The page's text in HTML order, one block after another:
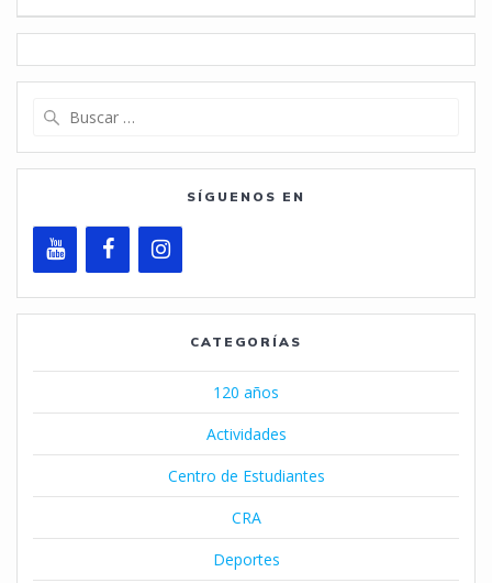
SÍGUENOS EN
CATEGORÍAS
120 años
Actividades
Centro de Estudiantes
CRA
Deportes